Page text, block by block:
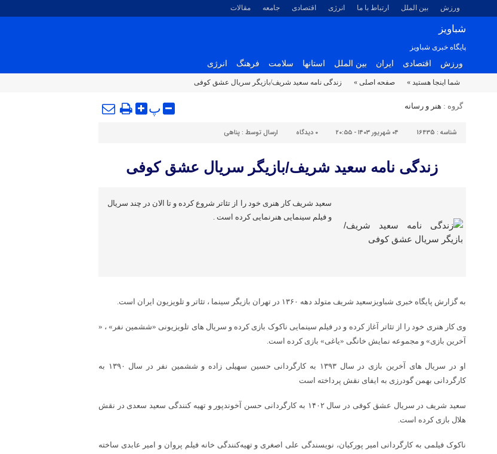
ورزش بین الملل ارتباط با ما انرژی اقتصادی جامعه مقالات
شباویز
پایگاه خبری شباویز
ورزش اقتصادی ایران بین الملل استانها سلامت فرهنگ انرژی
شما اینجا هستید » صفحه اصلی » زندگی نامه سعید شریف/بازیگر سریال عشق کوفی
گروه : هنر و رسانه پ
شناسه : 16435 ۰۴ شهریور ۱۴۰۳ - ۲۰:۵۵ ۰ دیدگاه ارسال توسط : پناهی
زندگی نامه سعید شریف/بازیگر سریال عشق کوفی
سعید شریف کار هنری خود را از تئاتر شروع کرده و تا الان در چند سریال
و فیلم سینمایی هنرنمایی کرده است .
به گزارش پایگاه خبری شباویزسعید شریف متولد دهه ۱۳۶۰ در تهران بازیگر سینما ، تئاتر و تلویزیون ایران است.
وی کار هنری خود را از تئاتر آغاز کرده و در فیلم سینمایی ناکوک بازی کرده و سریال های تلویزیونی «ششمین نفر» ، «
آخرین بازی» و مجموعه نمایش خانگی «یاغی» بازی کرده است.
او در سریال های آخرین بازی در سال ۱۳۹۳ به کارگردانی حسین سهیلی زاده و ششمین نفر در سال ۱۳۹۰ به
کارگردانی بهمن گودرزی به ایفای نقش پرداخته است
سعید شریف در سریال عشق کوفی در سال ۱۴۰۲ به کارگردانی حسن آخوندپور و تهیه کنندگی سعید سعدی در نقش
هلال بازی کرده است.
ناکوک فیلمی به کارگردانی امیر پورکیان، نویسندگی علی اصغری و تهیه‌کنندگی خانه فیلم پروان و امیر عابدی ساخته